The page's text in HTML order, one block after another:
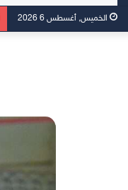
الخميس, أغسطس 6 2026